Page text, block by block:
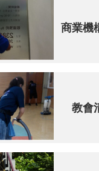
商業機
教會